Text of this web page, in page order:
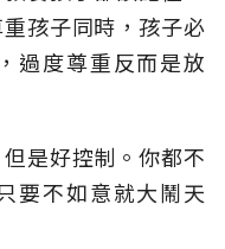
孩子同時，孩子必
過度尊重反而是放
是好控制。你都不
要不如意就大鬧天